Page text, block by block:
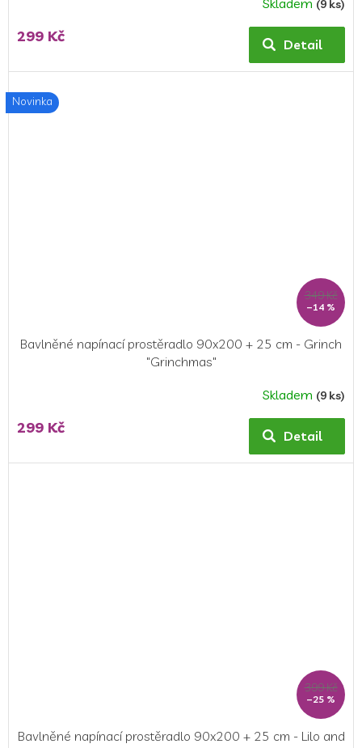
Skladem (9 ks)
299 Kč Detail
Novinka
349 Kč
–14 %
Bavlněné napínací prostěradlo 90x200 + 25 cm - Grinch
"Grinchmas"
Skladem (9 ks)
299 Kč Detail
399 Kč
–25 %
Bavlněné napínací prostěradlo 90x200 + 25 cm - Lilo and